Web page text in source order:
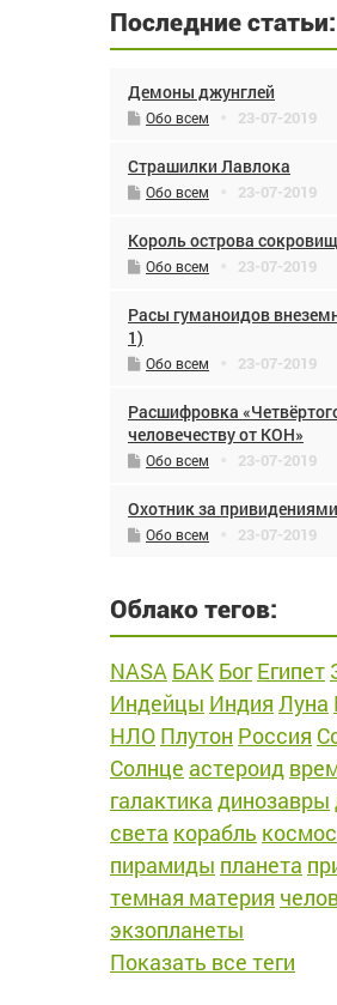
Последние статьи:
Демоны джунглей
Обо всем 23-07-2019
Страшилки Лавлока
Обо всем 23-07-2019
Король острова сокровищ
Обо всем 23-07-2019
Расы гуманоидов
1)
Обо всем 23-07-2019
Расшифровка
человечеству от КОН»
Обо всем 23-07-2019
Охотник за привидениями
Обо всем 23-07-2019
Облако тегов:
NASA БАК Бог Египет
Индейцы Индия Луна
НЛО Плутон Россия
Солнце астероид
галактика динозавры
света корабль космос
пирамиды планета
темная материя
экзопланеты
Показать все теги